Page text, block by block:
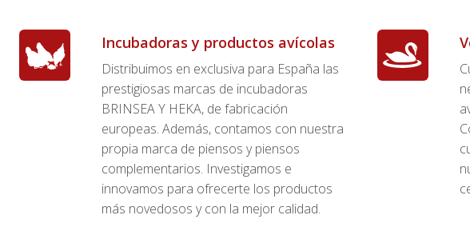
Incubadoras y productos avícolas
Distribuimos en exclusiva para España las
prestigiosas marcas de incubadoras
BRINSEA Y HEKA, de fabricación
europeas. Además, contamos con nuestra
propia marca de piensos y piensos
complementarios. Investigamos e
innovamos para ofrecerte los productos
más novedosos y con la mejor calidad.